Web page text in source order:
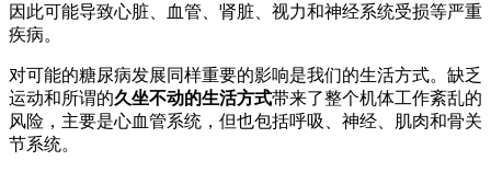
因此可能导致心脏、血管、肾脏、视力和神经系统受损等严重
疾病。
对可能的糖尿病发展同样重要的影响是我们的生活方式。缺乏
运动和所谓的久坐不动的生活方式带来了整个机体工作紊乱的
风险，主要是心血管系统，但也包括呼吸、神经、肌肉和骨关
节系统。